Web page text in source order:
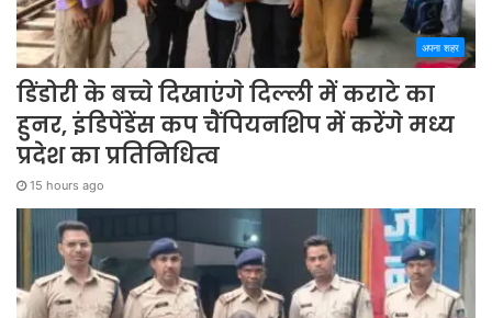
अपना शहर
डिंडोरी के बच्चे दिखाएंगे दिल्ली में कराटे का
हुनर, इंडिपेंडेंस कप चैंपियनशिप में करेंगे मध्य
प्रदेश का प्रतिनिधित्व
15 hours ago